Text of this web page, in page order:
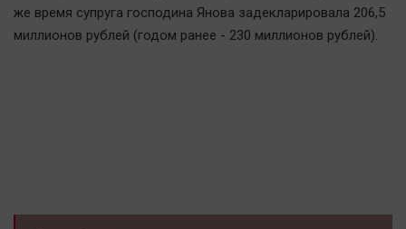
же время супруга господина Янова задекларировала 206,5
миллионов рублей (годом ранее - 230 миллионов рублей).